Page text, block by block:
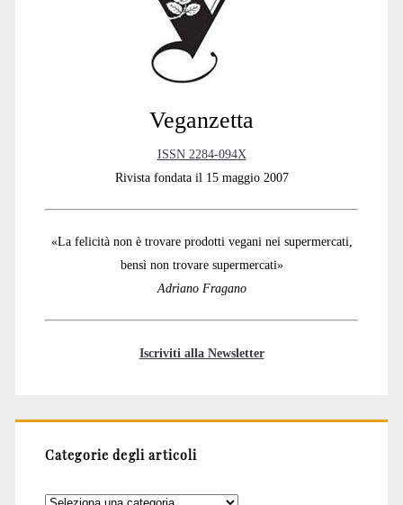
Veganzetta
ISSN 2284-094X
Rivista fondata il 15 maggio 2007
«La felicità non è trovare prodotti vegani nei supermercati,
bensì non trovare supermercati»
Adriano Fragano
Iscriviti alla Newsletter
Categorie degli articoli
Categorie